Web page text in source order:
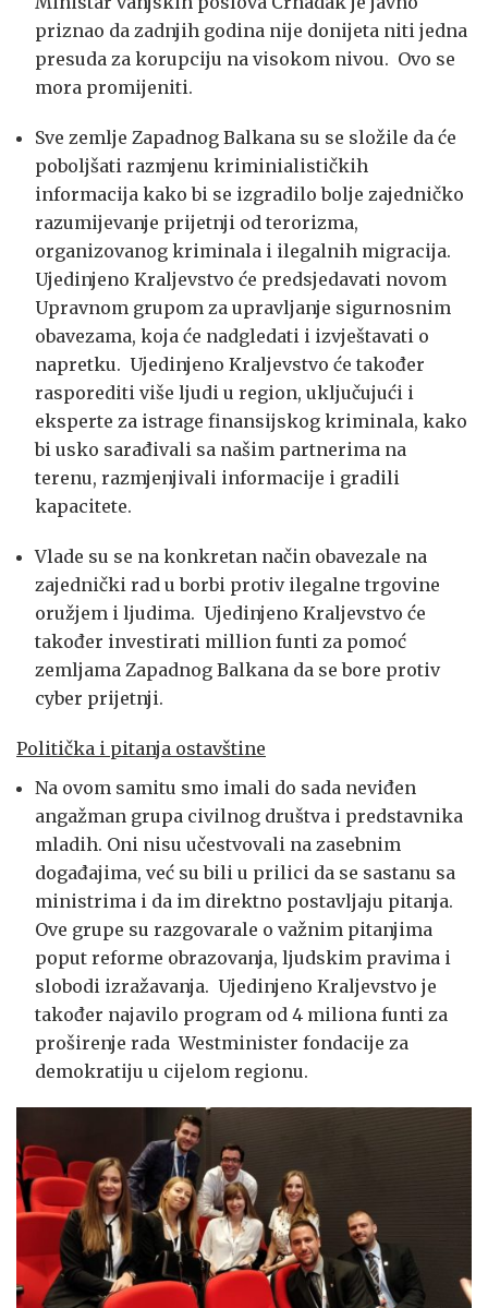
priznao da zadnjih godina nije donijeta niti jedna
presuda za korupciju na visokom nivou. Ovo se
mora promijeniti.
Sve zemlje Zapadnog Balkana su se složile da će
poboljšati razmjenu kriminialističkih
informacija kako bi se izgradilo bolje zajedničko
razumijevanje prijetnji od terorizma,
organizovanog kriminala i ilegalnih migracija.
Ujedinjeno Kraljevstvo će predsjedavati novom
Upravnom grupom za upravljanje sigurnosnim
obavezama, koja će nadgledati i izvještavati o
napretku. Ujedinjeno Kraljevstvo će također
rasporediti više ljudi u region, uključujući i
eksperte za istrage finansijskog kriminala, kako
bi usko sarađivali sa našim partnerima na
terenu, razmjenjivali informacije i gradili
kapacitete.
Vlade su se na konkretan način obavezale na
zajednički rad u borbi protiv ilegalne trgovine
oružjem i ljudima. Ujedinjeno Kraljevstvo će
također investirati million funti za pomoć
zemljama Zapadnog Balkana da se bore protiv
cyber prijetnji.
Politička i pitanja ostavštine
Na ovom samitu smo imali do sada neviđen
angažman grupa civilnog društva i predstavnika
mladih. Oni nisu učestvovali na zasebnim
događajima, već su bili u prilici da se sastanu sa
ministrima i da im direktno postavljaju pitanja.
Ove grupe su razgovarale o važnim pitanjima
poput reforme obrazovanja, ljudskim pravima i
slobodi izražavanja. Ujedinjeno Kraljevstvo je
također najavilo program od 4 miliona funti za
proširenje rada Westminister fondacije za
demokratiju u cijelom regionu.